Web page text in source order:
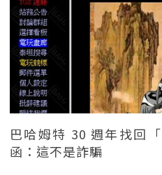
巴哈姆特 30 週年找回
函：這不是詐騙